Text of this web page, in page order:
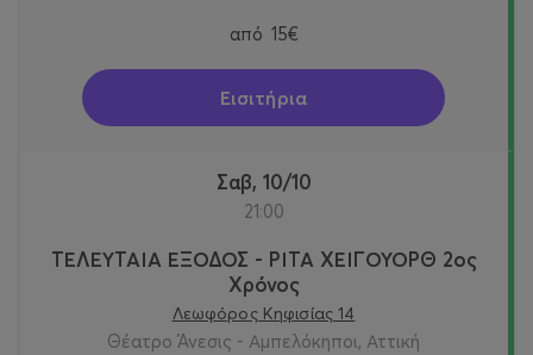
από 15€
Εισιτήρια
Σαβ, 10/10
21:00
ΤΕΛΕΥΤΑΙΑ ΕΞΟΔΟΣ - ΡΙΤΑ ΧΕΙΓΟΥΟΡΘ 2oς
Χρόνος
Λεωφόρος Κηφισίας 14
Θέατρο Άνεσις - Αμπελόκηποι, Αττική